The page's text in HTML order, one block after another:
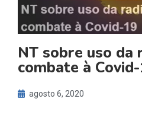
NT sobre uso da
combate à
agosto 6, 2020